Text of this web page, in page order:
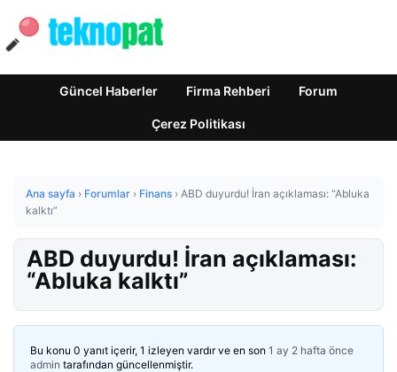
Güncel Haberler Firma Rehberi Forum
Çerez Politikası
Ana sayfa › Forumlar › Finans › ABD duyurdu! İran açıklaması: “Abluka
kalktı”
ABD duyurdu! İran açıklaması:
“Abluka kalktı”
Bu konu 0 yanıt içerir, 1 izleyen vardır ve en son 1 ay 2 hafta önce
admin tarafından güncellenmiştir.